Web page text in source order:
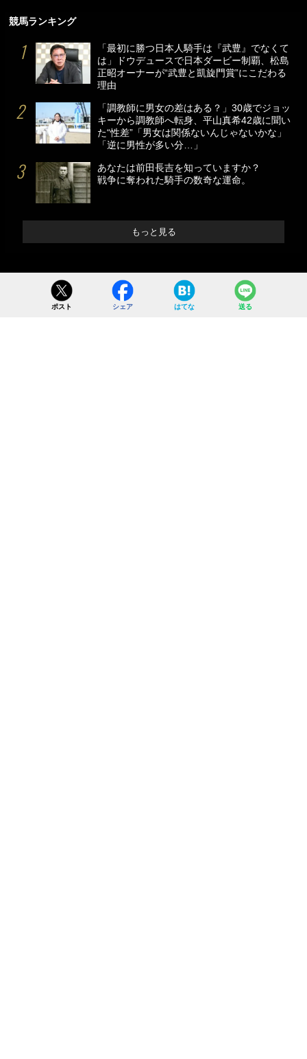
競馬ランキング
「最初に勝つ日本人騎手は『武豊』でなくて
は」ドウデュースで日本ダービー制覇、松島
正昭オーナーが“武豊と凱旋門賞”にこだわる
理由
「調教師に男女の差はある？」30歳でジョッ
キーから調教師へ転身、平山真希42歳に聞い
た“性差”「男女は関係ないんじゃないかな」
「逆に男性が多い分…」
あなたは前田長吉を知っていますか？
戦争に奪われた騎手の数奇な運命。
もっと見る
ポスト シェア はてな 送る